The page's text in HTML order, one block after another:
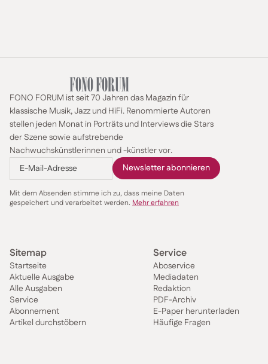
FONO FORUM ist seit 70 Jahren das Magazin für
klassische Musik, Jazz und HiFi. Renommierte Autoren
stellen jeden Monat in Porträts und Interviews die Stars
der Szene sowie aufstrebende
Nachwuchskünstlerinnen und -künstler vor.
Mit dem Absenden stimme ich zu, dass meine Daten
gespeichert und verarbeitet werden. Mehr erfahren
Sitemap
Startseite
Aktuelle Ausgabe
Alle Ausgaben
Service
Abonnement
Artikel durchstöbern
Service
Aboservice
Mediadaten
Redaktion
PDF-Archiv
E-Paper herunterladen
Häufige Fragen